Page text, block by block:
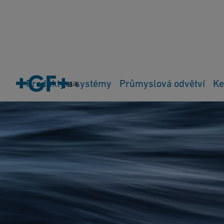
Košík
Produkty a systémy Průmyslová odvětví